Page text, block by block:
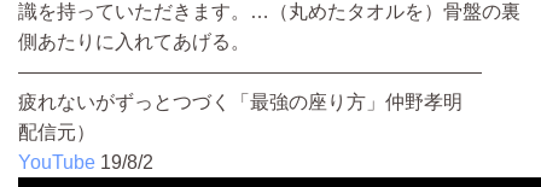
識を持っていただきます。…（丸めたタオルを）骨盤の裏
側あたりに入れてあげる。
————————————————————————
疲れないがずっとつづく「最強の座り方」仲野孝明
配信元）
YouTube 19/8/2